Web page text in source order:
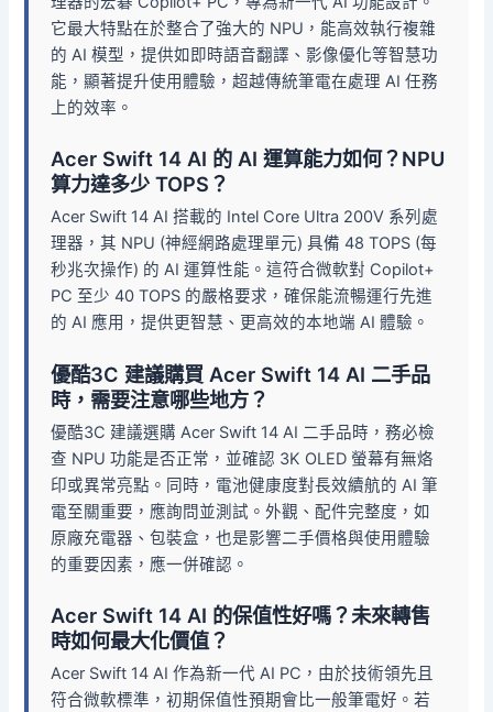
它最大特點在於整合了強大的 NPU，能高效執行複雜
的 AI 模型，提供如即時語音翻譯、影像優化等智慧功
能，顯著提升使用體驗，超越傳統筆電在處理 AI 任務
上的效率。
Acer Swift 14 AI 的 AI 運算能力如何？NPU
算力達多少 TOPS？
Acer Swift 14 AI 搭載的 Intel Core Ultra 200V 系列處
理器，其 NPU (神經網路處理單元) 具備 48 TOPS (每
秒兆次操作) 的 AI 運算性能。這符合微軟對 Copilot+
PC 至少 40 TOPS 的嚴格要求，確保能流暢運行先進
的 AI 應用，提供更智慧、更高效的本地端 AI 體驗。
優酷3C 建議購買 Acer Swift 14 AI 二手品
時，需要注意哪些地方？
優酷3C 建議選購 Acer Swift 14 AI 二手品時，務必檢
查 NPU 功能是否正常，並確認 3K OLED 螢幕有無烙
印或異常亮點。同時，電池健康度對長效續航的 AI 筆
電至關重要，應詢問並測試。外觀、配件完整度，如
原廠充電器、包裝盒，也是影響二手價格與使用體驗
的重要因素，應一併確認。
Acer Swift 14 AI 的保值性好嗎？未來轉售
時如何最大化價值？
Acer Swift 14 AI 作為新一代 AI PC，由於技術領先且
符合微軟標準，初期保值性預期會比一般筆電好。若